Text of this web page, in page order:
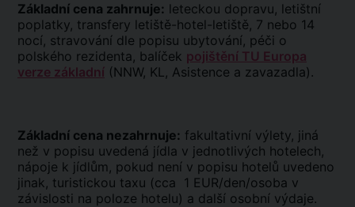
Základní cena zahrnuje: leteckou dopravu, letištní
poplatky, transfery letiště-hotel-letiště, 7 nebo 14
nocí, stravování dle popisu ubytování, péči o
polského rezidenta, balíček pojištění TU Europa
verze základní (NNW, KL, Asistence a zavazadla).
Základní cena nezahrnuje: fakultativní výlety, jiná
než v popisu uvedená jídla v jednotlivých hotelech,
nápoje k jídlům, pokud není v popisu hotelů uvedeno
jinak, turistickou taxu (cca 1 EUR/den/osoba v
závislosti na poloze hotelu) a další osobní výdaje.